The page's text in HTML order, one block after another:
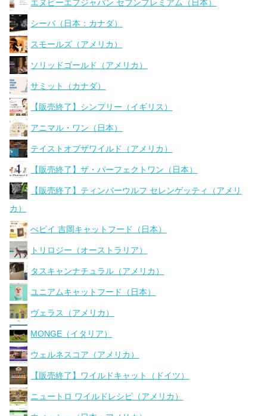
エヌピーエフジャパン セブンプレミアム（日本）
シーバ（日本：カナダ）
スモールズ（アメリカ）
ソリッドゴールド（アメリカ）
サミット（カナダ）
【販売終了】シンプリー（イギリス）
アニマル・ワン（日本）
テイストオブザワイルド（アメリカ）
【販売終了】ザ・パーフェクトワン（日本）
【販売終了】ティンバーウルフ セレンゲッティ（アメリ
カ）
ぺピイ 吉岡キャットフード（日本）
トリロジー（オーストラリア）
タスキャンナチュラル（アメリカ）
ユニアムキャットフード（日本）
ヴェラス（アメリカ）
MONGE（イタリア）
ウェルネスコア（アメリカ）
【販売終了】ワイルドキャット（ドイツ）
ニュートロ ワイルドレシピ（アメリカ）